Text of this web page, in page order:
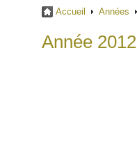
Accueil Années
Année 2012